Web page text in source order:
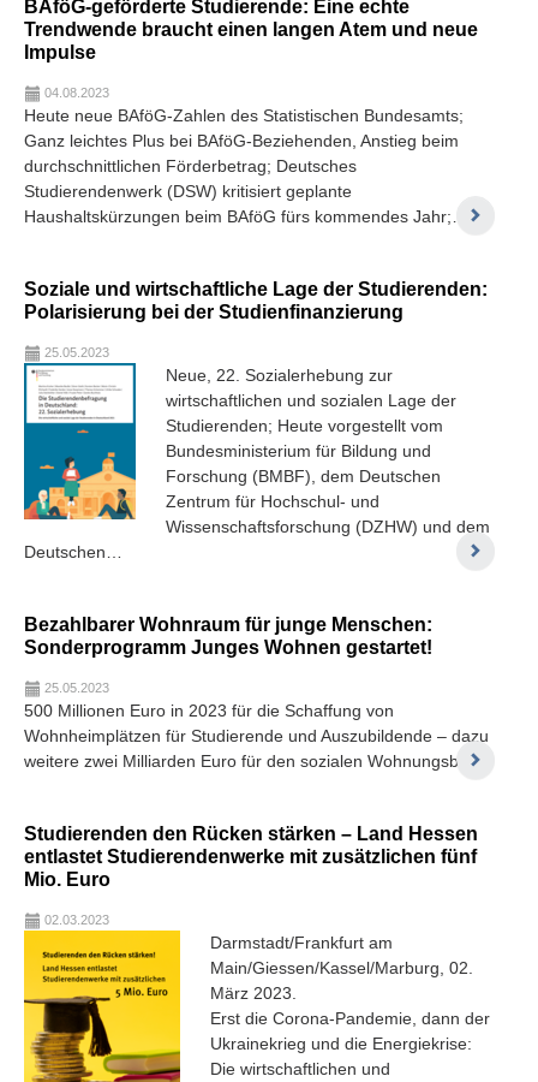
BAföG-geförderte Studierende: Eine echte
Trendwende braucht einen langen Atem und neue
Impulse
04.08.2023
Heute neue BAföG-Zahlen des Statistischen Bundesamts;
Ganz leichtes Plus bei BAföG-Beziehenden, Anstieg beim
durchschnittlichen Förderbetrag; Deutsches
Studierendenwerk (DSW) kritisiert geplante
Haushaltskürzungen beim BAföG fürs kommendes Jahr;…
Soziale und wirtschaftliche Lage der Studierenden:
Polarisierung bei der Studienfinanzierung
25.05.2023
Neue, 22. Sozialerhebung zur
wirtschaftlichen und sozialen Lage der
Studierenden; Heute vorgestellt vom
Bundesministerium für Bildung und
Forschung (BMBF), dem Deutschen
Zentrum für Hochschul- und
Wissenschaftsforschung (DZHW) und dem
Deutschen…
Bezahlbarer Wohnraum für junge Menschen:
Sonderprogramm Junges Wohnen gestartet!
25.05.2023
500 Millionen Euro in 2023 für die Schaffung von
Wohnheimplätzen für Studierende und Auszubildende – dazu
weitere zwei Milliarden Euro für den sozialen Wohnungsbau
Studierenden den Rücken stärken – Land Hessen
entlastet Studierendenwerke mit zusätzlichen fünf
Mio. Euro
02.03.2023
Darmstadt/Frankfurt am
Main/Giessen/Kassel/Marburg, 02.
März 2023.
Erst die Corona-Pandemie, dann der
Ukrainekrieg und die Energiekrise:
Die wirtschaftlichen und